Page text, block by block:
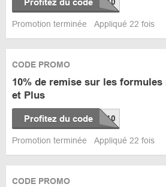
Profitez du code
Promotion terminée Appliqué 22 fois
CODE PROMO
10% de remise sur les
et Plus
Profitez du code
Promotion terminée Appliqué 22 fois
CODE PROMO